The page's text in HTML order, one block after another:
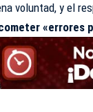
voluntad, y el
«errores